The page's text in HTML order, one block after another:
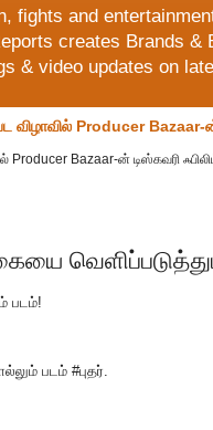
fights and
creates Brands
& video updates on
விழாவில் Producer
Bazaar-ன் டிஸ்கவரி
படம்!
படம் #புதர்.